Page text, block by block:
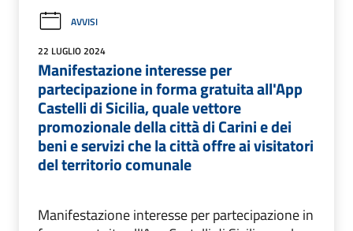
AVVISI
22 LUGLIO 2024
Manifestazione interesse per
partecipazione in forma gratuita all'App
Castelli di Sicilia, quale vettore
promozionale della città di Carini e dei
beni e servizi che la città offre ai visitatori
del territorio comunale
Manifestazione interesse per partecipazione in